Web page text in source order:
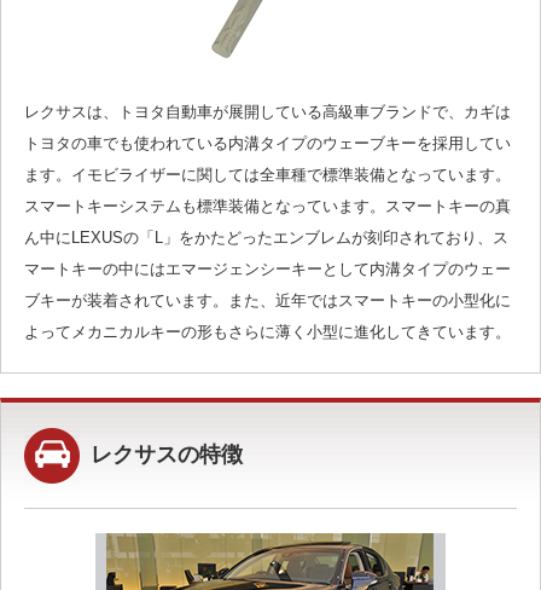
レクサスは、トヨタ自動車が展開している高級車ブランドで、カギは
トヨタの車でも使われている内溝タイプのウェーブキーを採用してい
ます。イモビライザーに関しては全車種で標準装備となっています。
スマートキーシステムも標準装備となっています。スマートキーの真
ん中にLEXUSの「L」をかたどったエンブレムが刻印されており、ス
マートキーの中にはエマージェンシーキーとして内溝タイプのウェー
ブキーが装着されています。また、近年ではスマートキーの小型化に
よってメカニカルキーの形もさらに薄く小型に進化してきています。
レクサスの特徴